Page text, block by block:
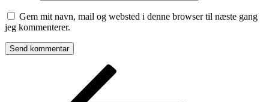
Gem mit navn, mail og websted i denne browser til næste gang
jeg kommenterer.
Indlægsnavigation